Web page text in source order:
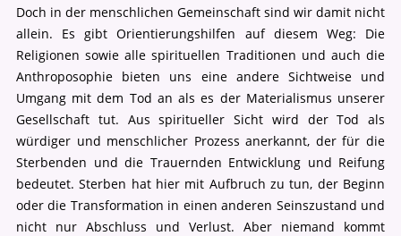
Doch in der menschlichen Gemeinschaft sind wir damit nicht
allein. Es gibt Orientierungshilfen auf diesem Weg: Die
Religionen sowie alle spirituellen Traditionen und auch die
Anthroposophie bieten uns eine andere Sichtweise und
Umgang mit dem Tod an als es der Materialismus unserer
Gesellschaft tut. Aus spiritueller Sicht wird der Tod als
würdiger und menschlicher Prozess anerkannt, der für die
Sterbenden und die Trauernden Entwicklung und Reifung
bedeutet. Sterben hat hier mit Aufbruch zu tun, der Beginn
oder die Transformation in einen anderen Seinszustand und
nicht nur Abschluss und Verlust. Aber niemand kommt